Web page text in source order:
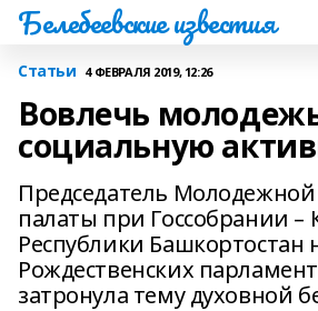
Белебеевские известия
Статьи 4 ФЕВРАЛЯ 2019, 12:26
Вовлечь
социальную
Председатель
палаты при Госсобрании –
Республики Башкортостан
Рождественских
затронула тему духовной